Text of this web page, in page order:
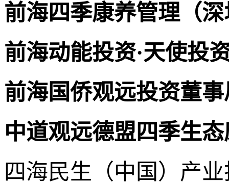
前海四季康养管理（
前海动能投资·天使投
前海国侨观远投资董
中道观远德盟四季生
四海民生（中国）产